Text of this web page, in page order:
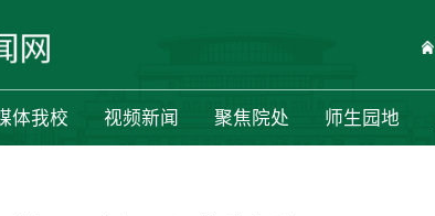
体我校 视频新闻 聚焦院处 师生园地